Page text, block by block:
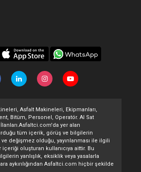
Asfalt Makineleri, Ekipmanları,
Bitüm, Personel, Operatör. Al Sat
yer alan
tüm içerik, görüş ve bilgilerin
değişmez olduğu, yayınlanması ile ilgili
oluşturan kullanıcıya aittir. Bu
yanlışlık, eksiklik veya yasalarla
aykırılığından Asfaltci.com hiçbir şekilde